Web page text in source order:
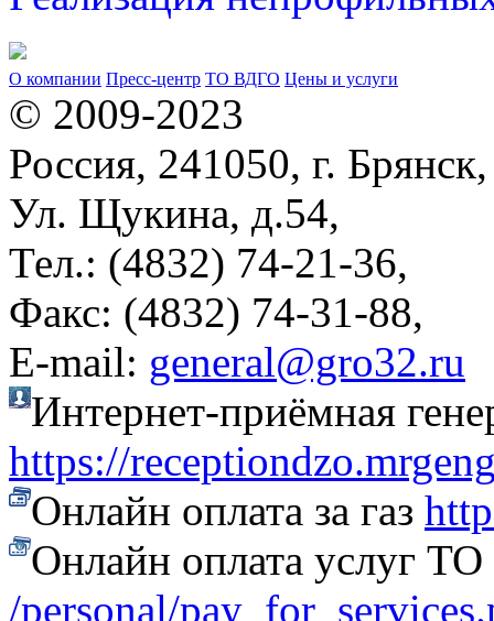
О компании Пресс-центр ТО ВДГО Цены и услуги
© 2009-2023
Россия, 241050, г. Брянск,
Ул. Щукина, д.54,
Тел.: (4832) 74-21-36,
Факс: (4832) 74-31-88,
Е-mail: general@gro32.ru
Интернет-приёмная
https://
Онлайн оплата за газ
Онлайн оплата услуг
/personal/